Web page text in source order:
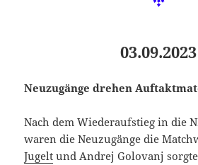
03.09.2023
Neuzugänge drehen
Nach dem Wiederaufstieg in die
waren die Neuzugänge die
Jugelt und Andrej Golovanj